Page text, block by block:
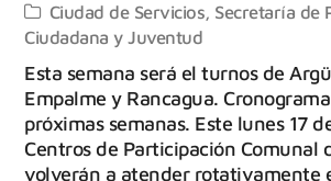
Ciudad de Servicios Secretaría de
Ciudadana y Juventud
Esta semana será el turnos de
Empalme y Rancagua.
próximas semanas. Este lunes 17
Centros de Participación Comunal
volverán a atender rotativamente